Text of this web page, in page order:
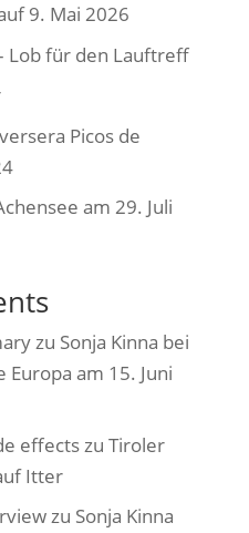
9. Mai 2026
Lob für den Lauftreff
Picos de
am 29. Juli
zu Sonja Kinna bei
Europa am 15. Juni
effectszu Tiroler
Itter
zu Sonja Kinna